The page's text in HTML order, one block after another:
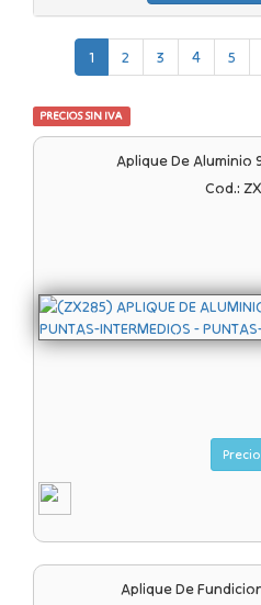
1 2 3 4 5
PRECIOS SIN IVA
Aplique De Aluminio
Cod.:
Aplique De